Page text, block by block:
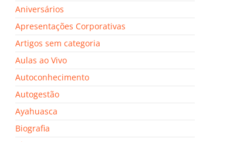
Aniversários
Apresentações Corporativas
Artigos sem categoria
Aulas ao Vivo
Autoconhecimento
Autogestão
Ayahuasca
Biografia